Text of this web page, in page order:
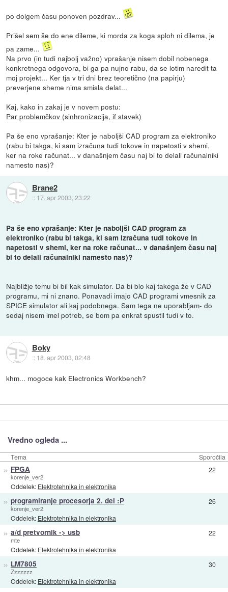
po dolgem času ponoven pozdrav...
Prišel sem še do ene dileme, ki morda za koga sploh ni dilema, je
pa zame...
Na prvo (in tudi najbolj važno) vprašanje nisem dobil nobenega
konkretnega odgovora, bi ga pa nujno rabu, da se lotim naredit ta
moj projekt... Ker tja v tri dni brez teoretično (na papirju)
preverjene sheme nima smisla delat...
Kaj, kako in zakaj je v novem postu:
Par problemčkov (sinhronizacija, if stavek)
Pa še eno vprašanje: Kter je naboljši CAD program za elektroniko
(rabu bi takga, ki sam izračuna tudi tokove in napetosti v shemi,
ker na roke računat... v današnjem času naj bi to delali računalniki
namesto nas)?
Brane2
:: 17. apr 2003, 23:22
Pa še eno vprašanje: Kter je naboljši CAD program za
elektroniko (rabu bi takga, ki sam izračuna tudi tokove in
napetosti v shemi, ker na roke računat... v današnjem času naj
bi to delali računalniki namesto nas)?
Najbližje temu bi bil kak simulator. Da bi blo kaj takega že v CAD
programu, mi ni znano. Ponavadi imajo CAD programi vmesnik za
SPICE simulator ali kaj podobnega. Sam tega ne uporabljam- do
sedaj nisem imel potreb, se bom pa enkrat spustil tudi v to.
Boky
:: 18. apr 2003, 02:48
khm... mogoce kak Electronics Workbench?
Vredno ogleda ...
Tema Sporočila
» FPGA
korenje_ver2
Oddelek: Elektrotehnika in elektronika
22
» programiranje procesorja 2. del :P
korenje_ver2
Oddelek: Elektrotehnika in elektronika
26
» a/d pretvornik -> usb
mte
Oddelek: Elektrotehnika in elektronika
22
» LM7805
Zzzzzzz
Oddelek: Elektrotehnika in elektronika
30